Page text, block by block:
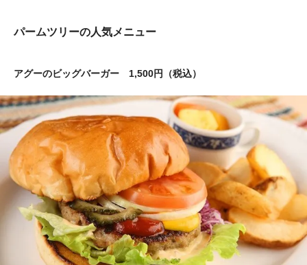
パームツリーの人気メニュー
アグーのビッグバーガー 1,500円（税込）